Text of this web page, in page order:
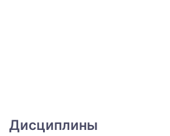
Дисциплины